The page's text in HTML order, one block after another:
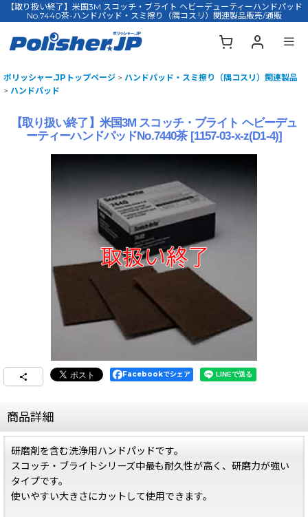
【取り扱い終了】米国3M スコッチ・ブライト ヘビーデューティーハンドパッド
No.7440茶-ハンドパッド・スミ擦り（隅コスリ）関連製品販売/通販
ポリッシャー.JPトップページ > ハンドパッド・スミ擦り（隅コスリ）関連製品
> ハンドパッド
【取り扱い終了】米国3M スコッチ・ブライト ヘビーデュ
ーティーハンドパッドNo.7440茶 [1157-03-x-z(D1-4)]
Facebookでシェア
商品詳細
研磨剤を含む洗浄用ハンドパッドです。
スコッチ・ブライトシリーズ中最も耐久性が高く、研磨力が強い
タイプです。
使いやすい大きさにカットして使用できます。